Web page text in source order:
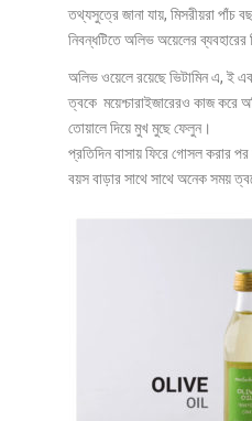
তথ্যসুত্রে জানা যায়, মিসরীয়রা
নিবন্ধটিতে অলিভ অয়েলের
অলিভ ওয়েলে রয়েছে ভিটামিন এ, ই
ত্বকে ময়েশ্চারাইজারেরও কাজ করে
তোয়ালে দিয়ে মুখ মুছে ফেলুন।
প্রতিদিন বাসায় ফিরে গোসল করার
বয়স বাড়ার সাথে সাথে অনেক সময়